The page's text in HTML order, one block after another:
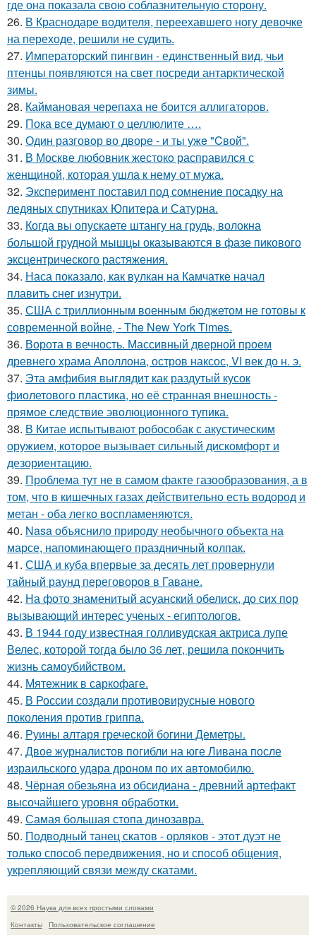
где она показала свою соблазнительную сторону.
26. В Краснодаре водителя, переехавшего ногу девочке
на переходе, решили не судить.
27. Императорский пингвин - единственный вид, чьи
птенцы появляются на свет посреди антарктической
зимы.
28. Каймановая черепаха не боится аллигаторов.
29. Пока все думают о целлюлите ….
30. Один разговoр во двоpе - и ты ужe "Cвой".
31. В Москве любовник жестокo расправился с
женщиной, которая ушла к нему от мужа.
32. Эксперимент поставил под сомнение посадку на
ледяных спутниках Юпитера и Сатурна.
33. Когда вы опускаете штангу на грудь, волокна
большой грудной мышцы оказываются в фазе пикового
эксцентрического растяжения.
34. Наса показало, как вулкан на Камчатке начал
плавить снег изнутри.
35. США с триллионным военным бюджетом не готовы к
современной войне, - The New York Times.
36. Ворота в вечность. Массивный дверной проем
древнего храма Аполлона, остров наксос, VI век до н. э.
37. Эта амфибия выглядит как раздутый кусок
фиолетового пластика, но её странная внешность -
прямое следствие эволюционного тупика.
38. В Китае испытывают робособак с акустическим
оружием, которое вызывает сильный дискомфорт и
дезориентацию.
39. Проблема тут не в самом факте газообразования, а в
том, что в кишечных газах действительно есть водород и
метан - оба легко воспламеняются.
40. Nasa объяснило природу необычного объекта на
марсе, напоминающего праздничный колпак.
41. США и куба впервые за десять лет провернули
тайный раунд переговоров в Гаване.
42. На фото знаменитый асуанский обелиск, до сих пор
вызывающий интерес ученых - египтологов.
43. В 1944 году известная голливудская актриса лупе
Велес, которой тогда было 36 лет, решила покончить
жизнь самоубийством.
44. Мятежник в саркофаге.
45. В России создали противовирусные нового
поколения против гриппа.
46. Руины алтаря греческой богини Деметры.
47. Двое журналистов погибли на юге Ливана после
израильского удара дроном по их автомобилю.
48. Чёрная обезьяна из обсидиана - древний артефакт
высочайшего уровня обработки.
49. Самая большая стопа динозавра.
50. Подводный танец скатов - орляков - этот дуэт не
только способ передвижения, но и способ общения,
укрепляющий связи между скатами.
© 2026 Наука для всех простыми словами
Контакты
Пользовательское соглашение